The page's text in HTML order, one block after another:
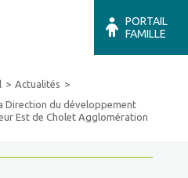
PORTAIL
FAMILLE
Actualités
Direction du développement
Est de Cholet Agglomération